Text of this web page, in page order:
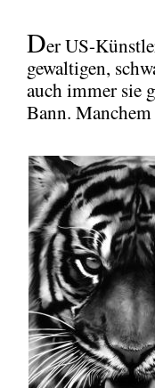
Der US-
gewaltigen,
auch immer sie
Bann.